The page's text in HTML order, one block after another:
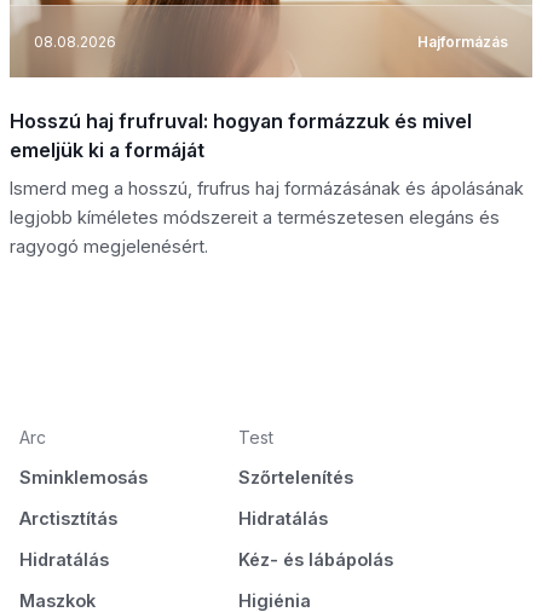
08.08.2026 Hajformázás
Hosszú haj frufruval: hogyan formázzuk és mivel
emeljük ki a formáját
Ismerd meg a hosszú, frufrus haj formázásának és ápolásának
legjobb kíméletes módszereit a természetesen elegáns és
ragyogó megjelenésért.
Arc
Sminklemosás
Arctisztítás
Hidratálás
Maszkok
Test
Szőrtelenítés
Hidratálás
Kéz- és lábápolás
Higiénia